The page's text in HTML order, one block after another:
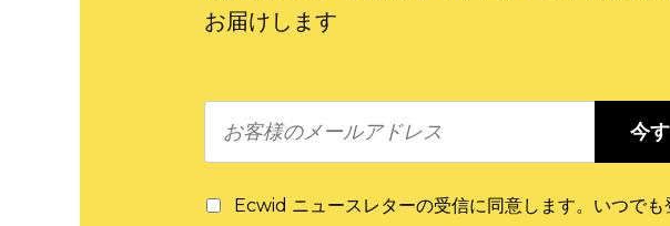
お届けします
今
Ecwid ニュースレターの受信に同意します。いつでも